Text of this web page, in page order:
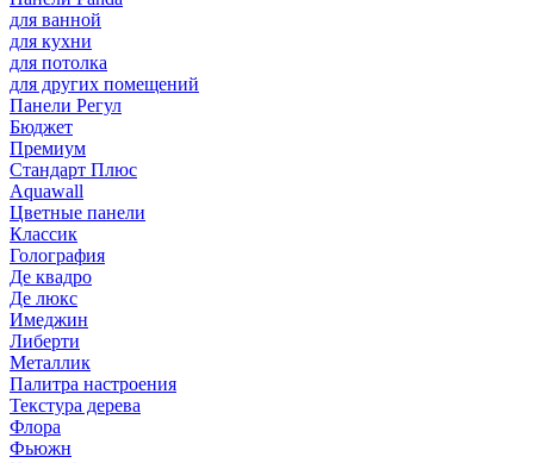
для ванной
для кухни
для потолка
для других помещений
Панели Регул
Бюджет
Премиум
Стандарт Плюс
Aquawall
Цветные панели
Классик
Голография
Де квадро
Де люкс
Имеджин
Либерти
Металлик
Палитра настроения
Текстура дерева
Флора
Фьюжн